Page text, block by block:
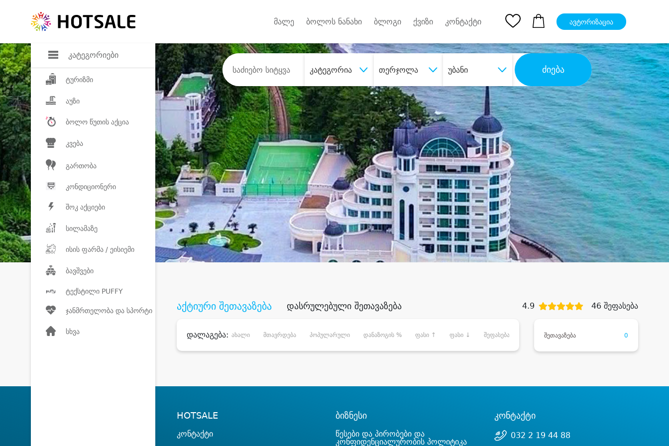
კატეგორიები
ტურიზმი
აუზი
ბოლო წუთის აქცია
კვება
გართობა
კონდიციონერი
შოკ აქციები
სილამაზე
ისის ფარმა / ეისიემი
ბავშვები
ტექსტილი PUFFY
ჯანმრთელობა და სპორტი
სხვა
მალე ბოლოს ნანახი ბლოგი ქვიზი კონტაქტი ავტორიზაცია
კატეგორია თერჯოლა უბანი ძიება
შეიძინესასურველი მომსახურებადიდი დანაზოგით
აქტიური შეთავაზება დასრულებული შეთავაზება 4.9 46 შეფასება
დალაგება: ახალი მთავრდება პოპულარული დანაზოგის % ფასი ↑ ფასი ↓ შეფასება შეთავაზება 0
HOTSALE
კონტაქტი
ბიზნესი
წესები და პირობები და
კონფიდენციალურობის პოლიტიკა
კონტაქტი
032 2 19 44 88